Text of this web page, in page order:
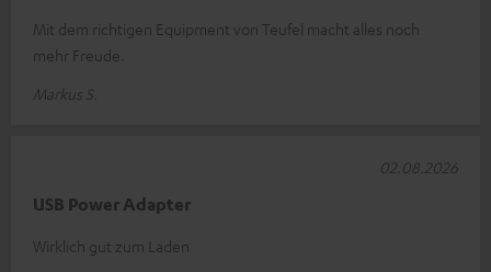
Mit dem richtigen Equipment von Teufel macht alles noch
mehr Freude.
Markus S.
USB Power Adapter
Wirklich gut zum Laden
02.08.2026